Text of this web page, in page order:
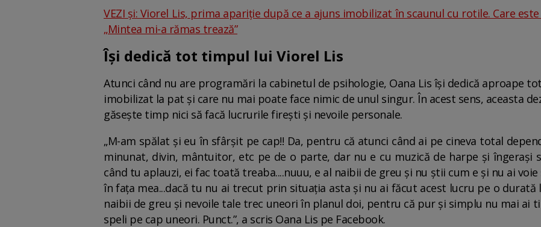
VEZI și: Viorel Lis, prima apariție după ce a ajuns imobilizat în scaunul cu rotile. Care
„Mintea mi-a rămas trează”
Își dedică tot timpul lui Viorel Lis
Atunci când nu are programări la cabinetul de psihologie, Oana Lis își dedică aproape
imobilizat la pat și care nu mai poate face nimic de unul singur. În acest sens, aceasta
găsește timp nici să facă lucrurile firești și nevoile personale.
„M-am spălat și eu în sfârșit pe cap!! Da, pentru că atunci când ai pe cineva total
minunat, divin, mântuitor, etc pe de o parte, dar nu e cu muzică de harpe și îngerași
când tu aplauzi, ei fac toată treaba....nuuu, e al naibii de greu și nu știi cum e și nu ai
în fața mea...dacă tu nu ai trecut prin situația asta și nu ai făcut acest lucru pe o durată
naibii de greu și nevoile tale trec uneori în planul doi, pentru că pur și simplu nu mai ai
speli pe cap uneori. Punct.”, a scris Oana Lis pe Facebook.